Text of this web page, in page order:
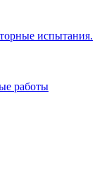
испытания.
работы